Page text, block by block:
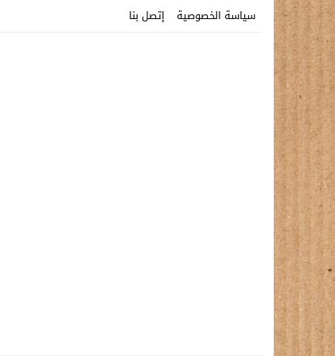
سياسة الخصوصية إتصل بنا